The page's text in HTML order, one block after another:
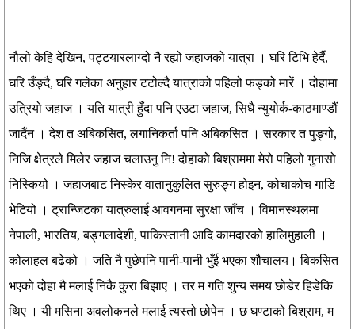
नौलो केहि देखिन, पट्टयारलाग्दो नै रह्यो जहाजको यात्रा । घरि टिभि हेर्दै,
घरि उँङ्दै, घरि गलेका अनुहार टटोल्दै यात्राको पहिलो फड्को मारें । दोहामा
उत्रियो जहाज । यति यात्री हुँदा पनि एउटा जहाज, सिधै न्युयोर्क-काठमाण्डौं
जादैंन । देश त अबिकसित, लगानिकर्ता पनि अबिकसित । सरकार त पुङ्गो,
निजि क्षेत्रले मिलेर जहाज चलाउनु नि! दोहाको बिश्राममा मेरो पहिलो गुनासो
निस्कियो । जहाजबाट निस्केर वातानुकुलित सुरुङ्ग होइन, कोचाकोच गाडि
भेटियो । ट्रान्जिटका यात्रुलाई आवगनमा सुरक्षा जाँच । विमानस्थलमा
नेपाली, भारतिय, बङ्गलादेशी, पाकिस्तानी आदि कामदारको हालिमुहाली ।
कोलाहल बढेको । जति नै पुछेपनि पानी-पानी भुँई भएका शौचालय। बिकसित
भएको दोहा मै मलाई निकै कुरा बिझाए । तर म गति शुन्य समय छोडेर हिडेकि
थिए । यी मसिना अवलोकनले मलाई त्यस्तो छोपेन । छ घण्टाको बिश्राम, म